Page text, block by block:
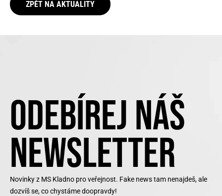
ZPĚT NA AKTUALITY
ODEBÍREJ NÁŠ
NEWSLETTER
Novinky z MS Kladno pro veřejnost. Fake news tam nenajdeš, ale
dozvíš se, co chystáme doopravdy!